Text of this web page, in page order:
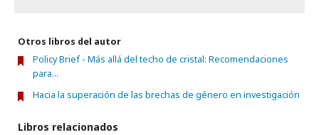
Otros libros del autor
Policy Brief - Más allá del techo de cristal: Recomendaciones
para...
Hacia la superación de las brechas de género en investigación
Libros relacionados